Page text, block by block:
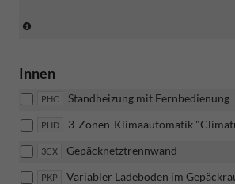
mit:
Elektrische
mit
Komfortöffnung
Pedal")
Innen
PHC Standheizung mit Fernbedienung
PHD 3-Zonen-Klimaautomatik
3CX Gepäcknetztrennwand
PKP Variabler Ladeboden im